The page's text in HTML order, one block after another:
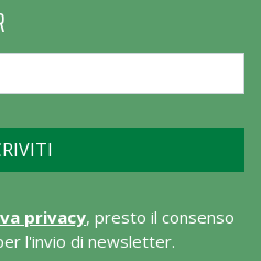
privacy, presto il consenso
l'invio di newsletter.